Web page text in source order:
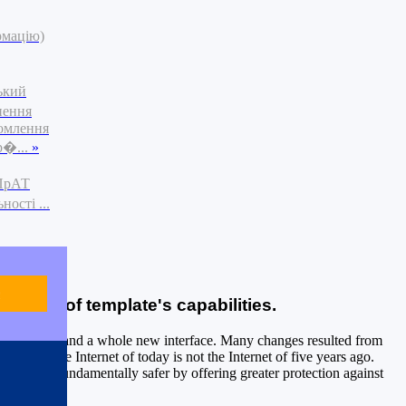
»
...
of all of template's capabilities.
and a whole new interface. Many changes resulted from
The Internet of today is not the Internet of five years ago.
web fundamentally safer by offering greater protection against